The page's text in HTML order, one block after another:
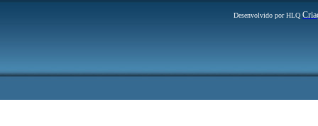
Desenvolvido por HLQ